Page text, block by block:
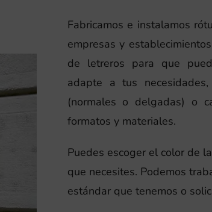
Fabricamos e instalamos
empresas y
de letreros para que
adapte a tus
(normales o delgadas) o
formatos y materiales.
Puedes escoger el color de
que necesites. Podemos
estándar que tenemos o